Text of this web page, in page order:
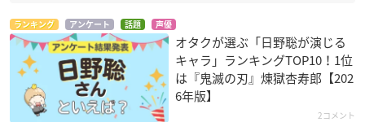
ランキング アンケート 話題 声優
オタクが選ぶ「日野聡が演じる
キャラ」ランキングTOP10！1位
は『鬼滅の刃』煉󠄁獄杏寿郎【202
6年版】
2コメント